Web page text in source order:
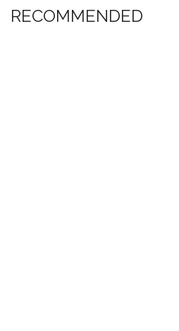
RECOMMENDED